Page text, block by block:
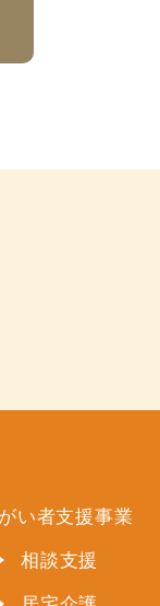
い者支援事業
相談支援